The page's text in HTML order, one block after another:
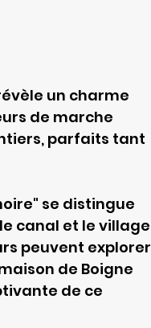
un charme
de marche
parfaits tant
se distingue
canal et le village
peuvent explorer
de Boigne
de ce